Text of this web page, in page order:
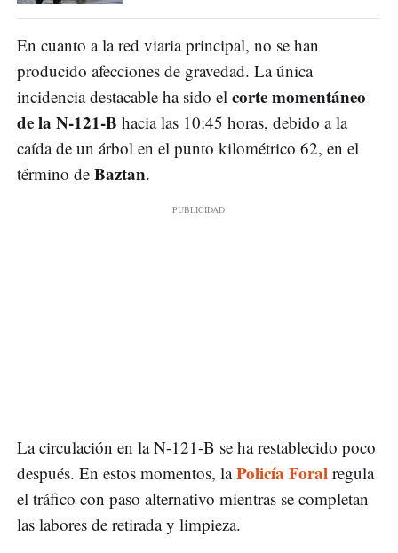
En cuanto a la red viaria principal, no se han
producido afecciones de gravedad. La única
incidencia destacable ha sido el corte momentáneo
de la N-121-B hacia las 10:45 horas, debido a la
caída de un árbol en el punto kilométrico 62, en el
término de Baztan.
La circulación en la N-121-B se ha restablecido poco
después. En estos momentos, laPolicía Foral regula
el tráfico con paso alternativo mientras se completan
las labores de retirada y limpieza.